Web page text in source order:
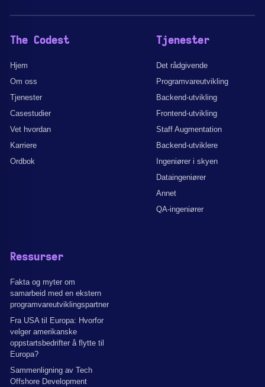
The Codest
Hjem
Om oss
Tjenester
Casestudier
Vet hvordan
Karriere
Ordbok
Tjenester
Det rådgivende
Programvareutvikling
Backend-utvikling
Frontend-utvikling
Staff Augmentation
Backend-utviklere
Ingeniører i skyen
Dataingeniører
Annet
QA-ingeniører
Ressurser
Fakta og myter om
samarbeid med en ekstern
programvareutviklingspartner
Fra USA til Europa: Hvorfor
velger amerikanske
oppstartsbedrifter å flytte til
Europa?
Sammenligning av Tech
Offshore Development